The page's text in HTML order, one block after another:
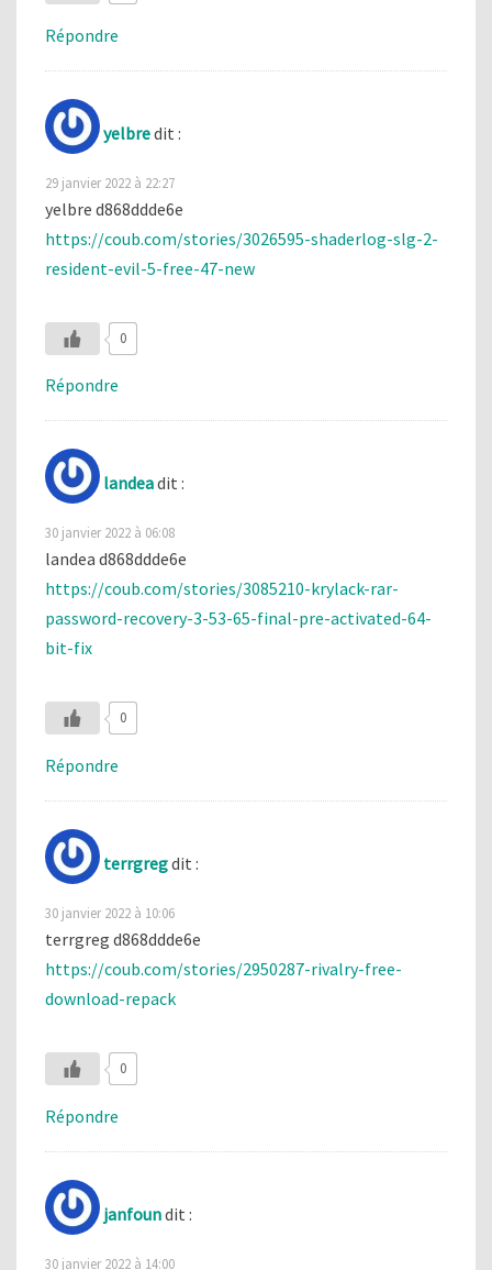
Répondre
yelbredit :
29 janvier 2022 à 22:27
yelbre d868ddde6e
https://coub.com/stories/3026595-shaderlog-slg-2-
resident-evil-5-free-47-new
0
Répondre
landeadit :
30 janvier 2022 à 06:08
landea d868ddde6e
https://coub.com/stories/3085210-krylack-rar-
password-recovery-3-53-65-final-pre-activated-64-
bit-fix
0
Répondre
terrgregdit :
30 janvier 2022 à 10:06
terrgreg d868ddde6e
https://coub.com/stories/2950287-rivalry-free-
download-repack
0
Répondre
janfoundit :
30 janvier 2022 à 14:00